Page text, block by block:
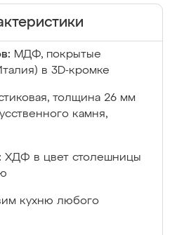
МДФ, покрытые
в 3D-кромке
толщина 26 мм
камня,
ХДФ в цвет столешницы
кухню любого